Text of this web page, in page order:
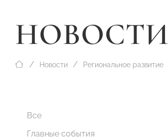
НОВОСТИ
Новости Региональное развитие
Все
Главные события